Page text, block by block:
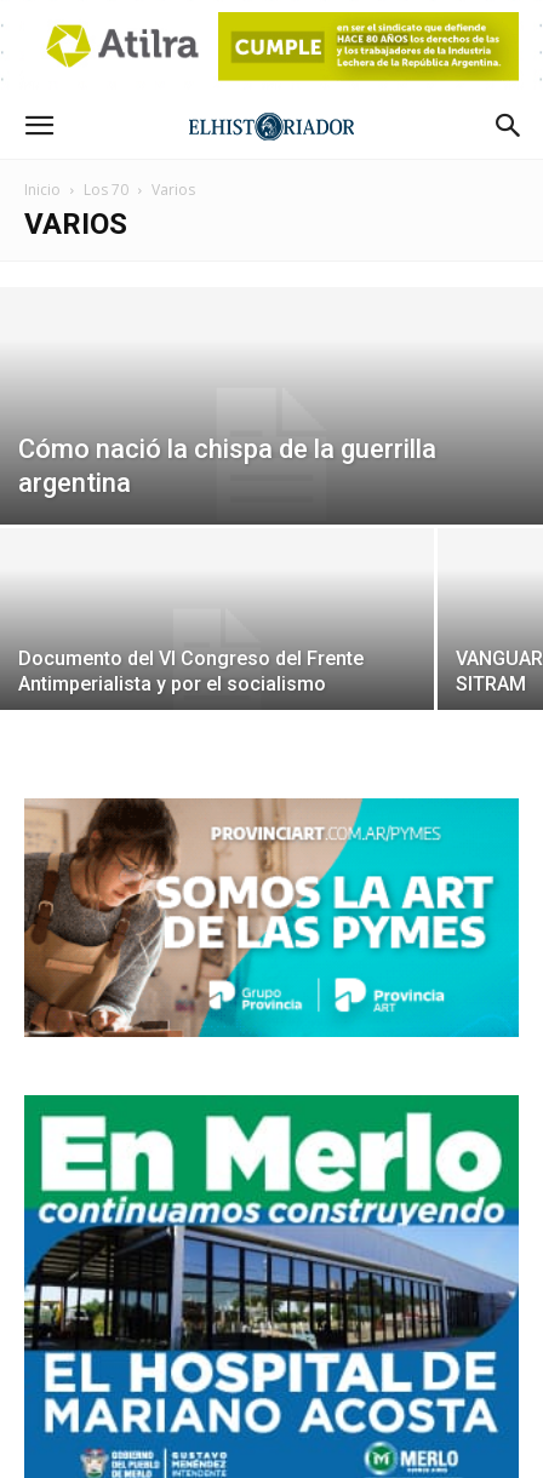
Inicio Los 70 Varios
VARIOS
Cómo nació la chispa de la guerrilla
argentina
Documento del VI Congreso del Frente
Antimperialista y por el socialismo
SITRAM